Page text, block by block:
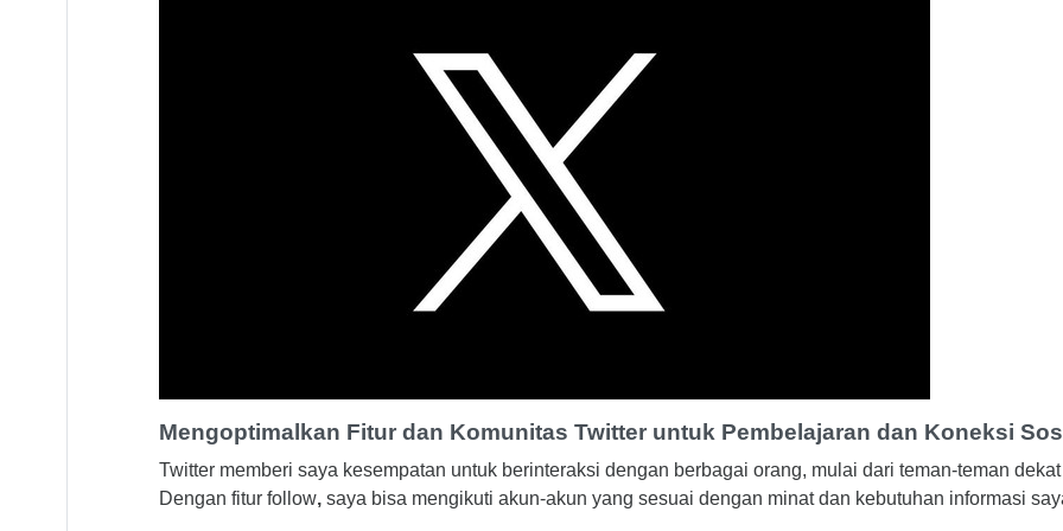
Mengoptimalkan Fitur dan Komunitas Twitter untuk Pembelajaran dan Koneksi
Twitter memberi saya kesempatan untuk berinteraksi dengan berbagai orang, mulai dari teman-teman
Dengan fitur follow, saya bisa mengikuti akun-akun yang sesuai dengan minat dan kebutuhan informasi